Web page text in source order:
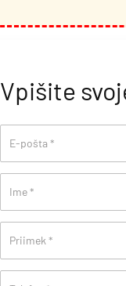
Vpišite
E-pošta *
Ime*
Priimek *